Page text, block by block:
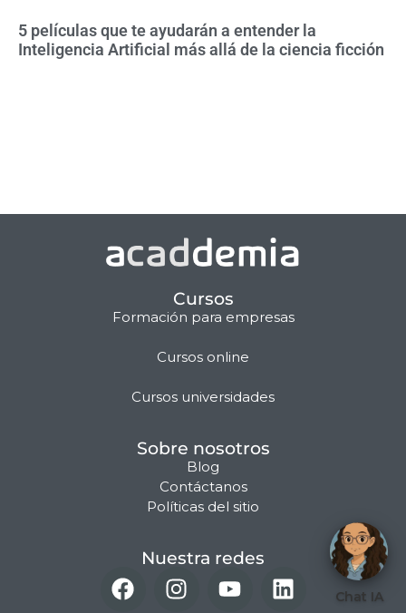
5 películas que te ayudarán a entender la
Inteligencia Artificial más allá de la ciencia ficción
Cursos
Formación para empresas
Cursos online
Cursos universidades
Sobre nosotros
Blog
Contáctanos
Políticas del sitio
Nuestra redes
Chat IA